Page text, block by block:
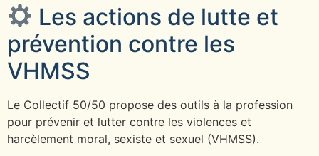
Les actions de lutte et
prévention contre les
VHMSS
Le Collectif 50/50 propose des outils à la profession
pour prévenir et lutter contre les violences et
harcèlement moral, sexiste et sexuel (VHMSS).